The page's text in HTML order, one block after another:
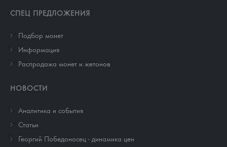
СПЕЦ ПРЕДЛОЖЕНИЯ
Подбор монет
Информация
Распродажа монет и жетонов
НОВОСТИ
Аналитика и события
Cтатьи
Георгий Победоносец - динамика цен